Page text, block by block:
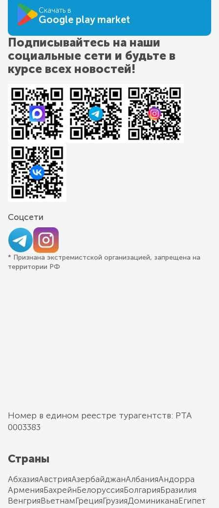
Скачать в
Google play market
Подписывайтесь на наши
социальные сети и будьте в
курсе всех новостей!
Соцсети
* Признана экстремистской организацией, запрещена на
территории РФ
Номер в едином реестре турагентств: РТА
0003383
Страны
АбхазияАвстрияАзербайджанАлбанияАндорра
АрменияБахрейнБелоруссияБолгарияБразилия
ВенгрияВьетнамГрецияГрузияДоминиканаЕгипет